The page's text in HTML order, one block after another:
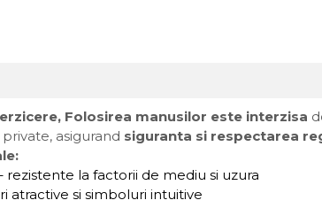
Folosirea manusilor este interzisa
asigurand siguranta si respectarea
rezistente la factorii de mediu si uzura
atractive si simboluri intuitive